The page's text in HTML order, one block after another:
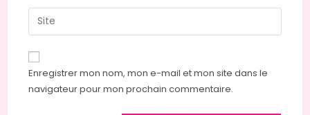
to
comment
email
address
comment
Saisir
l’URL
de
votre
site
Enregistrer mon nom, mon e-mail et mon site dans le
navigateur pour mon prochain commentaire.